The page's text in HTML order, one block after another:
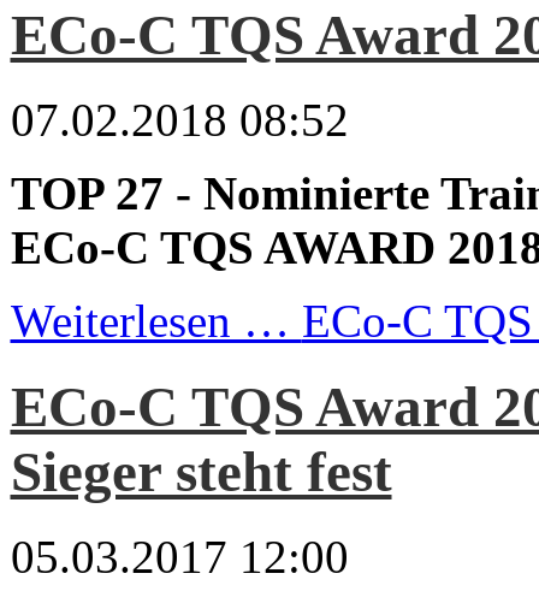
ECo-C TQS Award
07.02.2018 08:52
TOP 27 - Nominierte
ECo-C TQS AWARD
Weiterlesen … ECo-C
ECo-C TQS Award
Sieger steht fest
05.03.2017 12:00